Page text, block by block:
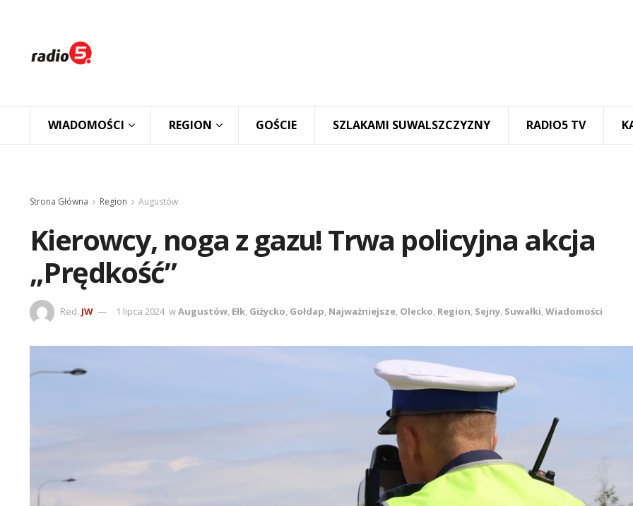
WIADOMOŚCI REGION GOŚCIE SZLAKAMI SUWALSZCZYZNY RADIO5 TV
Strona Główna Region Augustów
Kierowcy, noga z gazu! Trwa policyjna akcja
„Prędkość”
Red. JW 1 lipca 2024 wAugustów, Ełk, Giżycko, Gołdap, Najważniejsze, Olecko, Region, Sejny, Suwałki,Wiadomości